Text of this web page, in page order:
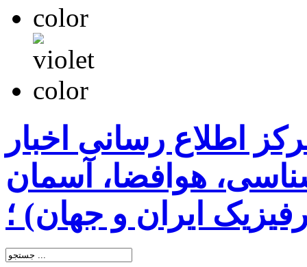
اطلاع رسانی اخبار
هوافضا، آسمان
ایران و جهان) ؛